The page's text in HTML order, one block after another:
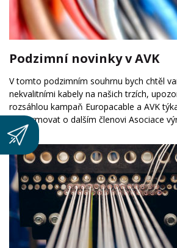
Podzimní novinky v AVK
V tomto podzimním souhrnu bych chtěl
nekvalitními kabely na našich trzích,
rozsáhlou kampaň Europacable a AVK
a informovat o dalším členovi Asociace